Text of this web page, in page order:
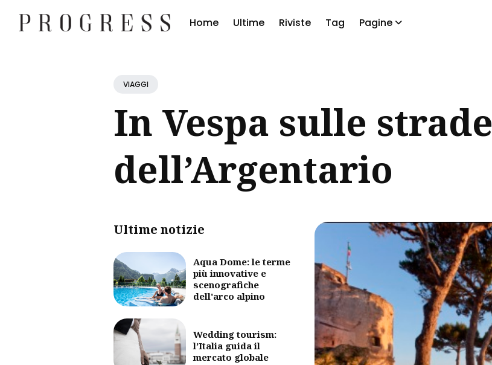
Home Ultime Riviste Tag Pagine
VIAGGI
In Vespa sulle strade
dell’Argentario
Ultime notizie
Aqua Dome: le terme
più innovative e
scenografiche
dell'arco alpino
Wedding tourism:
l’Italia guida il
mercato globale